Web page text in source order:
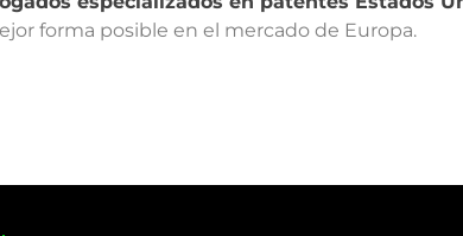
forma posible en el mercado de Europa.